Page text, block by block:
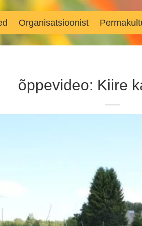
Organisatsioonist
õppevideo: Kiire